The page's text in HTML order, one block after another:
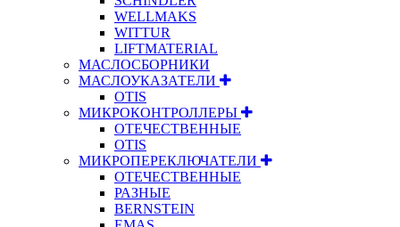
WELLMAKS
WITTUR
LIFTMATERIAL
МАСЛОСБОРНИКИ
МАСЛОУКАЗАТЕЛИ
OTIS
МИКРОКОНТРОЛЛЕРЫ
ОТЕЧЕСТВЕННЫЕ
OTIS
МИКРОПЕРЕКЛЮЧАТЕЛИ
ОТЕЧЕСТВЕННЫЕ
РАЗНЫЕ
BERNSTEIN